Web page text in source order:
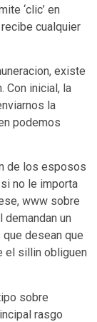
‘clic’ en
cualquier
existe
Con inicial, la
la
podemos
de los esposos
no le importa
www sobre
un
desean que
el silli­n obliguen
sobre
rasgo